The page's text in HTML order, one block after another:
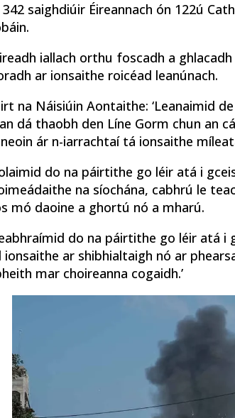
342 saighdiúir Éireannach ón 122ú
iallach orthu foscadh a
ar ionsaithe roicéad leanúnach.
na Náisiúin Aontaithe: ‘Leanaimid
dá thaobh den Líne Gorm chun an
ár n-iarrachtaí tá ionsaithe
do na páirtithe go léir atá i
na síochána, cabhrú le
mó daoine a ghortú nó a mharú.
do na páirtithe go léir atá
ionsaithe ar shibhialtaigh nó ar
mar choireanna cogaidh.’